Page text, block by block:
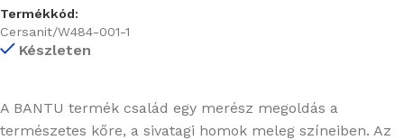
Termékkód:
Cersanit/W484-001-1
Készleten
A BANTU termék család egy merész megoldás a
természetes kőre, a sivatagi homok meleg színeiben. Az